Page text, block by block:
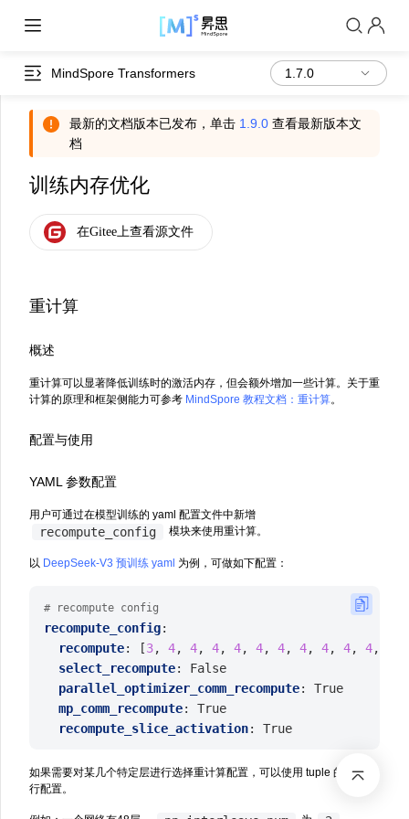
MindSpore Transformers
最新的文档版本已发布，单击 1.9.0 查看最新版本文
档
训练内存优化
重计算
概述
重计算可以显著降低训练时的激活内存，但会额外增加一些计算。关于重
计算的原理和框架侧能力可参考 MindSpore 教程文档：重计算。
配置与使用
YAML 参数配置
用户可通过在模型训练的 yaml 配置文件中新增
recompute_config 模块来使用重计算。
以 DeepSeek-V3 预训练 yaml 为例，可做如下配置：
# recompute config
recompute_config:
recompute: [3, 4, 4, 4, 4, 4, 4, 4, 4, 4, 4,
select_recompute:
False
parallel_optimizer_comm_recompute:
True
mp_comm_recompute:
True
recompute_slice_activation: True
如果需要对某几个特定层进行选择重计算配置，可以使用 tuple 的方式进
行配置。